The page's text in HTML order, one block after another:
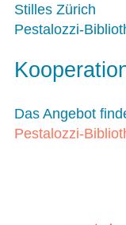
Stilles Zürich
Pestalozzi-
Das Angebot
Pestalozzi-